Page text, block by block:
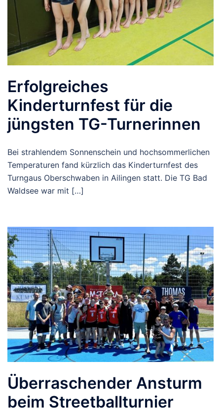
Erfolgreiches
Kinderturnfest für die
jüngsten TG-Turnerinnen
Bei strahlendem Sonnenschein und hochsommerlichen
Temperaturen fand kürzlich das Kinderturnfest des
Turngaus Oberschwaben in Ailingen statt. Die TG Bad
Waldsee war mit […]
Überraschender Ansturm
beim Streetballturnier